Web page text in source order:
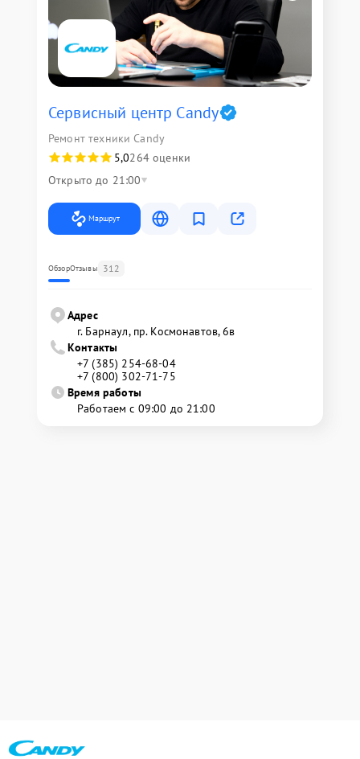
Сервисный центр Candy
Ремонт техники Candy
5,0264 оценки
Открыто до 21:00
Маршрут
ОбзорОтзывы 312
Адрес
г. Барнаул, ​пр. Космонавтов, 6в
Контакты
+7 (385) 254-68-04
+7 (800) 302-71-75
Время работы
Работаем с 09:00 до 21:00